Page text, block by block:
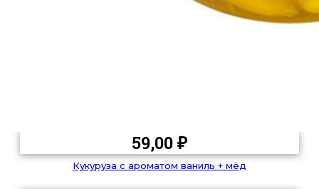
59,00₽
Кукуруза с ароматом ваниль + мёд